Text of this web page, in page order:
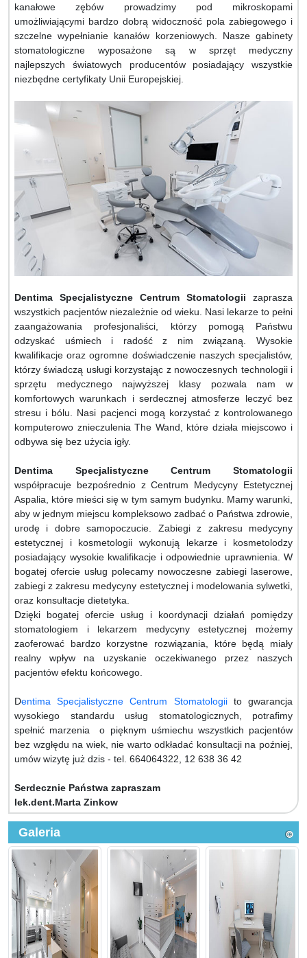
kanałowe zębów prowadzimy pod mikroskopami
umożliwiającymi bardzo dobrą widoczność pola zabiegowego i
szczelne wypełnianie kanałów korzeniowych. Nasze gabinety
stomatologiczne wyposażone są w sprzęt medyczny
najlepszych światowych producentów posiadający wszystkie
niezbędne certyfikaty Unii Europejskiej.
Dentima Specjalistyczne Centrum Stomatologii zaprasza
wszystkich pacjentów niezależnie od wieku. Nasi lekarze to pełni
zaangażowania profesjonaliści, którzy pomogą Państwu
odzyskać uśmiech i radość z nim związaną. Wysokie
kwalifikacje oraz ogromne doświadczenie naszych specjalistów,
którzy świadczą usługi korzystając z nowoczesnych technologii i
sprzętu medycznego najwyższej klasy pozwala nam w
komfortowych warunkach i serdecznej atmosferze leczyć bez
stresu i bólu. Nasi pacjenci mogą korzystać z kontrolowanego
komputerowo znieczulenia The Wand, które działa miejscowo i
odbywa się bez użycia igły.
Dentima Specjalistyczne Centrum Stomatologii
współpracuje bezpośrednio z Centrum Medycyny Estetycznej
Aspalia, które mieści się w tym samym budynku. Mamy warunki,
aby w jednym miejscu kompleksowo zadbać o Państwa zdrowie,
urodę i dobre samopoczucie. Zabiegi z zakresu medycyny
estetycznej i kosmetologii wykonują lekarze i kosmetolodzy
posiadający wysokie kwalifikacje i odpowiednie uprawnienia. W
bogatej ofercie usług polecamy nowoczesne zabiegi laserowe,
zabiegi z zakresu medycyny estetycznej i modelowania sylwetki,
oraz konsultacje dietetyka.
Dzięki bogatej ofercie usług i koordynacji działań pomiędzy
stomatologiem i lekarzem medycyny estetycznej możemy
zaoferować bardzo korzystne rozwiązania, które będą miały
realny wpływ na uzyskanie oczekiwanego przez naszych
pacjentów efektu końcowego.
Dentima Specjalistyczne Centrum Stomatologiito gwarancja
wysokiego standardu usług stomatologicznych, potrafimy
spełnić marzenia o pięknym uśmiechu wszystkich pacjentów
bez wzgłędu na wiek, nie warto odkładać konsultacji na poźniej,
umów wizytę już dzis - tel. 664064322, 12 638 36 42
Serdecznie Państwa zapraszam
lek.dent.Marta Zinkow
Galeria